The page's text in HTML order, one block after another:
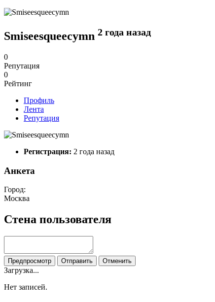
Smiseesqueecymn 2 года назад
0
Репутация
0
Рейтинг
Профиль
Лента
Репутация
Регистрация: 2 года назад
Анкета
Город:
Москва
Стена пользователя
Предпросмотр Отправить Отменить
Загрузка...
Нет записей.